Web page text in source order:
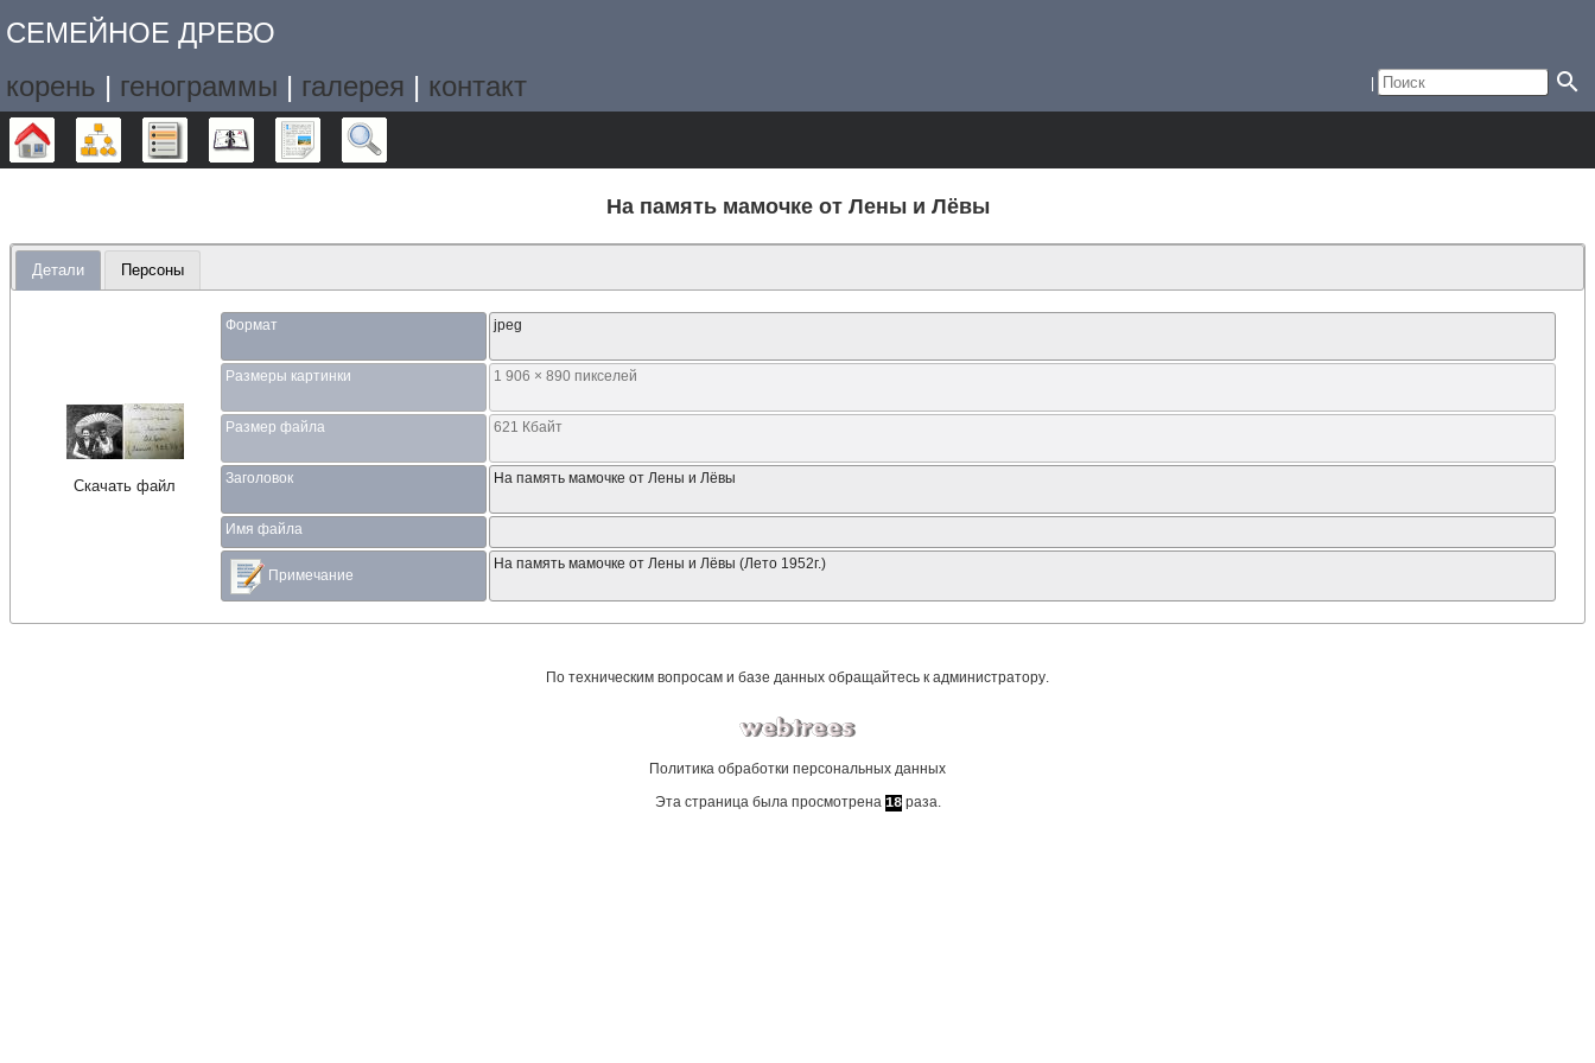
СЕМЕЙНОЕ ДРЕВО
корень | генограммы | галерея | контакт
Дерево Графики Списки Календарь Отчёты
На память мамочке от Лены и Лёвы
Детали Персоны
Скачать файл
Формат jpeg
Размеры картинки 1 906 × 890 пикселей
Размер файла 621 Кбайт
Заголовок На память мамочке от Лены и Лёвы
Имя файла
Примечание
На память мамочке от Лены и Лёвы (Лето 1952г.)
По техническим вопросам и базе данных обращайтесь к администратору.
Политика обработки персональных данных
Эта страница была просмотрена 18раза.